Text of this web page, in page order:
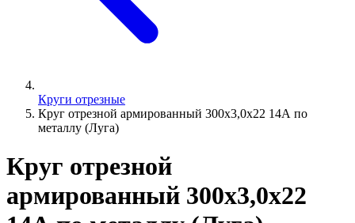
Круги отрезные
Круг отрезной армированный 300х3,0х22 14А по
металлу (Луга)
Круг отрезной
армированный 300х3,0х22